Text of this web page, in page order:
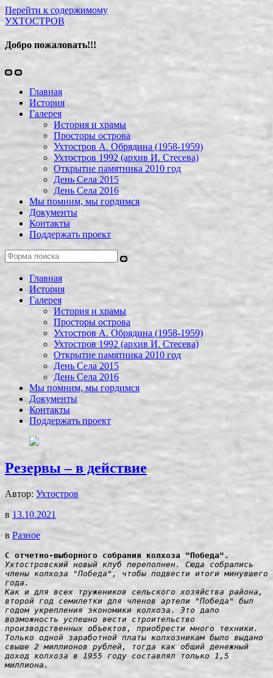
Перейти к содержимому
УХТОСТРОВ
Добро пожаловать!!!
Переключить
мобильное
меню
Переключить
поле
поиска
Главная
История
Галерея
История и храмы
Просторы острова
Ухтостров А. Обрядина (1958-1959)
Ухтостров 1992 (архив И. Стесева)
Открытие памятника 2010 год
День Села 2015
День Села 2016
Мы помним, мы гордимся
Документы
Контакты
Поддержать проект
Поиск
Главная
История
Галерея
История и храмы
Просторы острова
Ухтостров А. Обрядина (1958-1959)
Ухтостров 1992 (архив И. Стесева)
Открытие памятника 2010 год
День Села 2015
День Села 2016
Мы помним, мы гордимся
Документы
Контакты
Поддержать проект
Резервы – в действие
Автор: Ухтостров
в 13.10.2021
в Разное
Ухтостровский новый клуб переполнен. Сюда собрались
члены колхоза "Победа", чтобы подвести итоги минувшего
года.
Как и для всех тружеников сельского хозяйства района,
второй год семилетки для членов артели "Победа" был
годом укрепления экономики колхоза. Это дало
возможность успешно вести строительство
производственных объектов, приобрести много техники.
Только одной заработной платы колхозникам было выдано
свыше 2 миллионов рублей, тогда как общий денежный
доход колхоза в 1955 году составлял только 1,5
миллиона.